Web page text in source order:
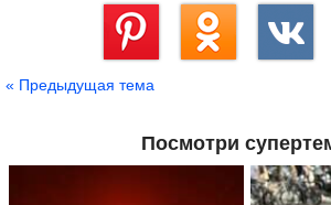
« Предыдущая тема
Посмотри